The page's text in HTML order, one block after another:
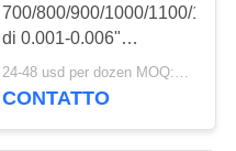
700/800/900/1000/1100/1200
di 0.001-0.006"
rettitudini 32" gioventù
100% della fibra del
24-48 usd per dozen MOQ:2 dozzine
CONTATTO